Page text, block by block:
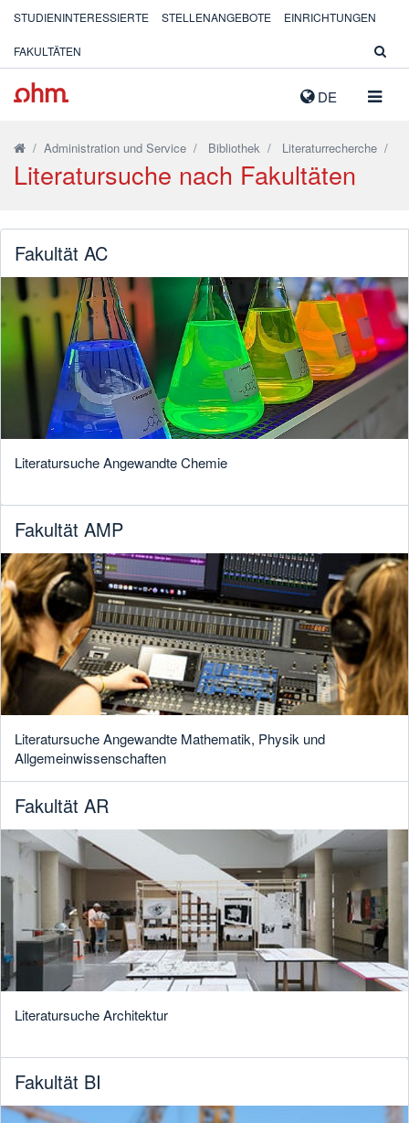
DE
STUDIENINTERESSIERTE STELLENANGEBOTE EINRICHTUNGEN
FAKULTÄTEN
/ Administration und Service / Bibliothek / Literaturrecherche /
Literatursuche nach Fakultäten
Fakultät AC
Literatursuche Angewandte Chemie
Fakultät AMP
Literatursuche Angewandte Mathematik, Physik und
Allgemeinwissenschaften
Fakultät AR
Literatursuche Architektur
Fakultät BI